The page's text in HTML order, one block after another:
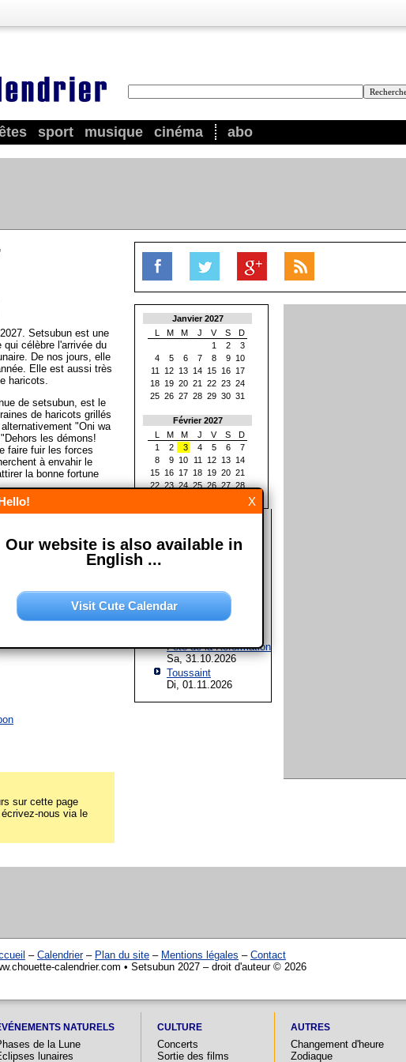
sport musique cinéma abo
Setsubun est une
célèbre l'arrivée du
De nos jours, elle
Elle est aussi très
haricots.
de setsubun, est le
de haricots grillés
"Oni wa
les démons!
faire fuir les forces
à envahir le
la bonne fortune
de l’Est. Situé dans
mer du Japon, à l’est
et au nord de
qui composent le nom
c’est ainsi que le
du Soleil levant".
sur cette page
nous via le
Janvier 2027
L
M M J V S
D
1
2
3
4
5 6 7 8 9 10
11
12 13 14 15 16 17
18 19 20 21 22 23 24
25 26 27 28 29 30 31
Février 2027
L
M M J V S
D
1
2 3 4 5 6
7
8
9 10 11 12 13 14
15 16 17 18 19 20 21
22 23 24 25 26 27 28
allemande
Sa, 03.10.2026
Halloween
Fête de la Réformation
Sa, 31.10.2026
Toussaint
Di, 01.11.2026
– Calendrier– Plan du site – Mentions légales – Contact
calendrier.com • Setsubun 2027 – droit d'auteur © 2026
NATURELS
de la Lune
lunaires
CULTURE
Concerts
Sortie des films
AUTRES
Changement d'heure
Zodiaque
X
Our website is also available in
English ...
Visit Cute Calendar